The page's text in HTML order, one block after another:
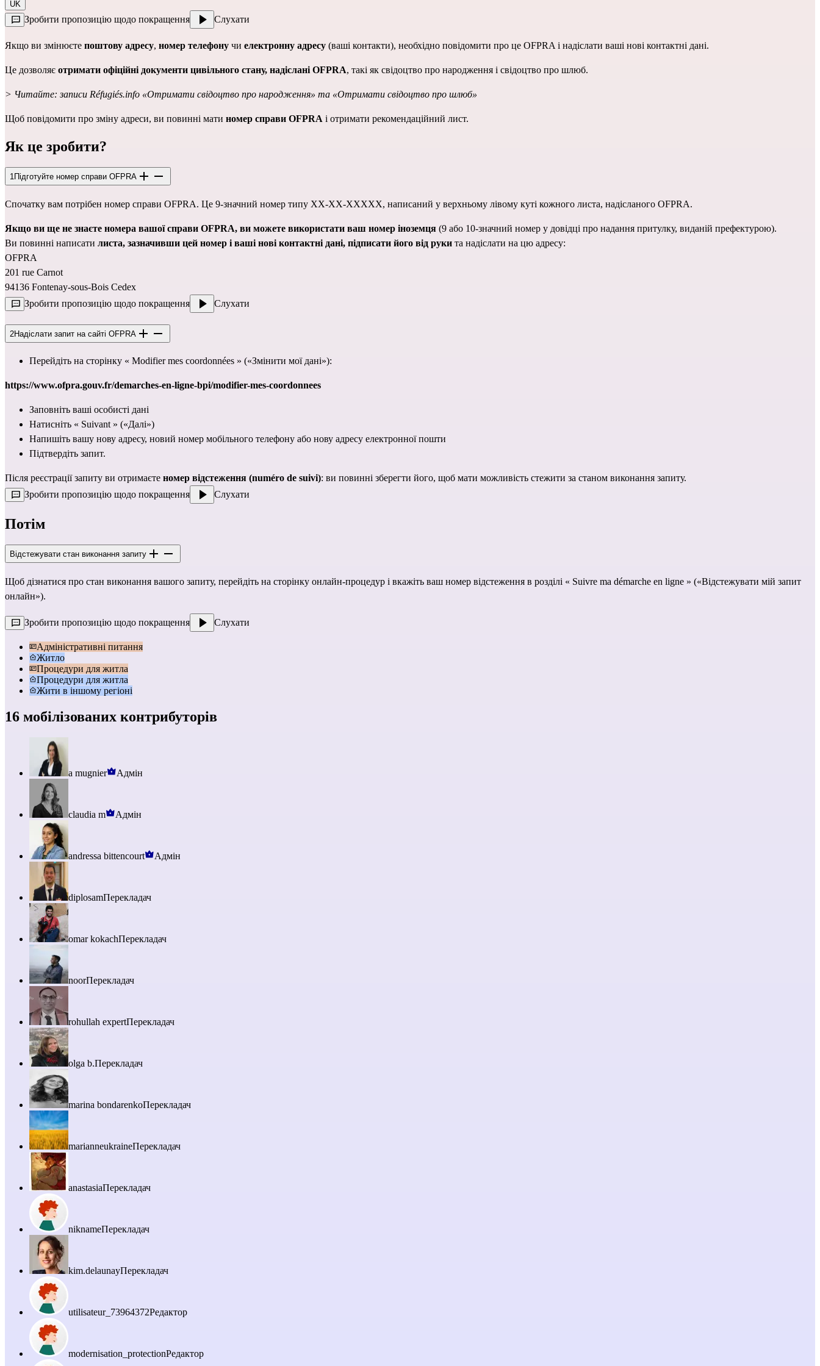
UK
Зробити пропозицію щодо покращення Слухати
Якщо ви змінюєте поштову адресу, номер телефону чи електронну адресу (ваші контакти), необхідно повідомити про це OFPRA і надіслати ваші нові контактні дані.
Це дозволяє отримати офіційні документи цивільного стану, надіслані OFPRA, такі як свідоцтво про народження і свідоцтво про шлюб.
> Читайте: записи Réfugiés.info «Отримати свідоцтво про народження» та «Отримати свідоцтво про шлюб»
Щоб повідомити про зміну адреси, ви повинні мати номер справи OFPRA і отримати рекомендаційний лист.
Як це зробити?
1Підготуйте номер справи OFPRA
Спочатку вам потрібен номер справи OFPRA. Це 9-значний номер типу XX-XX-XXXXX, написаний у верхньому лівому куті кожного листа, надісланого OFPRA.
Якщо ви ще не знаєте номера вашої справи OFPRA, ви можете використати ваш номер іноземця (9 або 10-значний номер у довідці про надання притулку, виданій префектурою).
Ви повинні написати листа, зазначивши цей номер і ваші нові контактні дані, підписати його від руки та надіслати на цю адресу:
OFPRA
201 rue Carnot
94136 Fontenay-sous-Bois Cedex
Зробити пропозицію щодо покращення
Слухати
2Надіслати запит на сайті OFPRA
Перейдіть на сторінку « Modifier mes coordonnées » («Змінити мої дані»):
https://www.ofpra.gouv.fr/demarches-en-ligne-bpi/modifier-mes-coordonnees
Заповніть ваші особисті дані
Натисніть « Suivant » («Далі»)
Напишіть вашу нову адресу, новий номер мобільного телефону або нову адресу електронної пошти
Підтвердіть запит.
Після реєстрації запиту ви отримаєте номер відстеження (numéro de suivi): ви повинні зберегти його, щоб мати можливість стежити за станом виконання запиту.
Зробити пропозицію щодо покращення
Слухати
Потім
Відстежувати стан виконання запиту
Щоб дізнатися про стан виконання вашого запиту, перейдіть на сторінку онлайн-процедур і вкажіть ваш номер відстеження в розділі « Suivre ma démarche en ligne » («Відстежувати мій запит
онлайн»).
Зробити пропозицію щодо покращення Слухати
Адміністративні питання
Житло
Процедури для житла
Процедури для житла
Жити в іншому регіоні
16 мобілізованих контрибуторів
a mugnier Адмін
claudia m Адмін
andressa bittencourt Адмін
diplosamПерекладач
omar kokachПерекладач
noorПерекладач
rohullah expertПерекладач
olga b.Перекладач
marina bondarenkoПерекладач
marianneukraineПерекладач
anastasiaПерекладач
niknameПерекладач
kim.delaunayПерекладач
utilisateur_73964372Редактор
modernisation_protectionРедактор